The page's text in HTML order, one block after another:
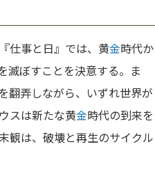
仕事と日』では、黄金時代か
滅ぼすことを決意する。ま
翻弄しながら、いずれ世界が
スは新たな黄金時代の到来を
観は、破壊と再生のサイクル